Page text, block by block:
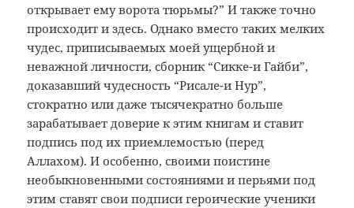
открывает ему ворота тюрьмы?” И также точно
происходит и здесь. Однако вместо таких мелких
чудес, приписываемых моей ущербной и
неважной личности, сборник “Сикке-и Гайби”,
доказавший чудесность “Рисале-и Нур”,
стократно или даже тысячекратно больше
зарабатывает доверие к этим книгам и ставит
подпись под их приемлемостью (перед
Аллахом). И особенно, своими поистине
необыкновенными состояниями и перьями под
этим ставят свои подписи героические ученики